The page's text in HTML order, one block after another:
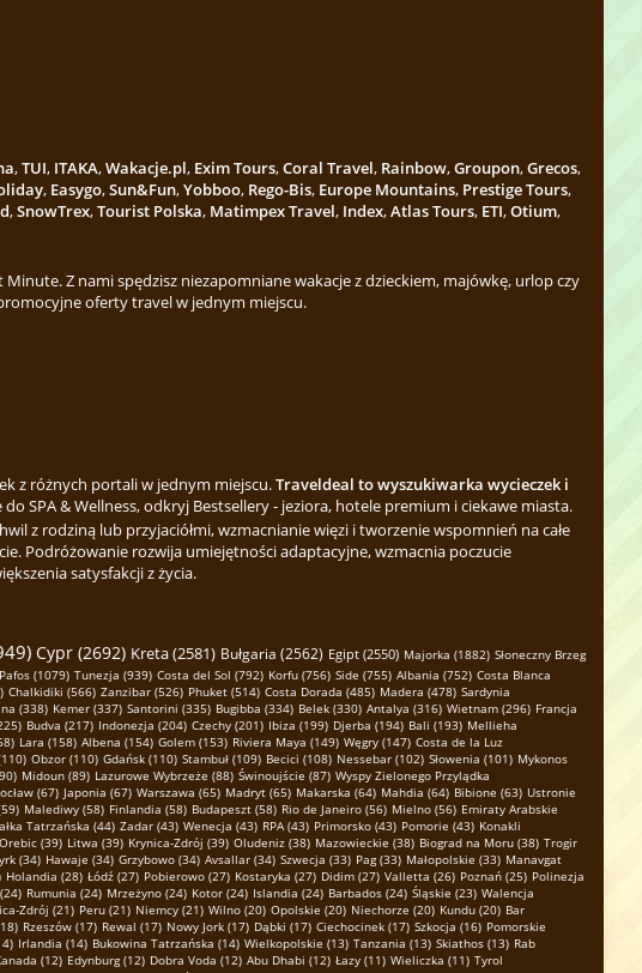
,TUI, ITAKA,Wakacje.pl, Exim Tours,Coral Travel, Rainbow,Groupon,Grecos,
, Easygo,Sun&Fun,Yobboo, Rego-Bis, Europe Mountains, Prestige Tours,
,SnowTrex,Tourist Polska, Matimpex Travel, Index,Atlas Tours, ETI,Otium,
Z nami spędzisz niezapomniane wakacje z dzieckiem, majówkę, urlop czy
oferty travel w jednym miejscu.
z różnych portali w jednym miejscu.Traveldeal to wyszukiwarka wycieczek i
SPA & Wellness, odkryj Bestsellery - jeziora, hotele premium i ciekawe miasta.
z rodziną lub przyjaciółmi, wzmacnianie więzi i tworzenie wspomnień na całe
Podróżowanie rozwija umiejętności adaptacyjne, wzmacnia poczucie
satysfakcji z życia.
Cypr (2692) Kreta (2581) Bułgaria (2562) Egipt (2550) Majorka (1882) Słoneczny Brzeg
Pafos (1079) Tunezja (939) Costa del Sol (792) Korfu (756) Side (755) Albania (752) Costa Blanca
Chalkidiki (566) Zanzibar (526) Phuket (514) Costa Dorada (485) Madera (478) Sardynia
(338) Kemer (337) Santorini (335) Bugibba (334) Belek (330) Antalya (316) Wietnam (296) Francja
Budva (217) Indonezja (204) Czechy (201) Ibiza (199) Djerba (194) Bali (193) Mellieha
Lara (158) Albena (154) Golem (153) Riviera Maya (149) Węgry (147) Costa de la Luz
Obzor (110) Gdańsk (110) Stambuł (109) Becici (108) Nessebar (102) Słowenia (101) Mykonos
Midoun (89) Lazurowe Wybrzeże (88) Świnoujście (87) Wyspy Zielonego Przylądka
(67) Japonia (67) Warszawa (65) Madryt (65) Makarska (64) Mahdia (64) Bibione (63) Ustronie
Malediwy (58) Finlandia (58) Budapeszt (58) Rio de Janeiro (56) Mielno (56) Emiraty Arabskie
Tatrzańska (44) Zadar (43) Wenecja (43) RPA (43) Primorsko (43) Pomorie (43) Konakli
Orebic (39) Litwa (39) Krynica-Zdrój (39) Oludeniz (38) Mazowieckie (38) Biograd na Moru (38) Trogir
(34) Hawaje (34) Grzybowo (34) Avsallar (34) Szwecja (33) Pag (33) Małopolskie (33) Manavgat
Holandia (28) Łódź (27) Pobierowo (27) Kostaryka (27) Didim (27) Valletta (26) Poznań (25) Polinezja
Rumunia (24) Mrzeżyno (24) Kotor (24) Islandia (24) Barbados (24) Śląskie (23) Walencja
Zdrój (21) Peru (21) Niemcy (21) Wilno (20) Opolskie (20) Niechorze (20) Kundu (20) Bar
Rzeszów (17) Rewal (17) Nowy Jork (17) Dąbki (17) Ciechocinek (17) Szkocja (16) Pomorskie
Irlandia (14) Bukowina Tatrzańska (14) Wielkopolskie (13) Tanzania (13) Skiathos (13) Rab
(12) Edynburg (12) Dobra Voda (12) Abu Dhabi (12) Łazy (11) Wieliczka (11) Tyrol